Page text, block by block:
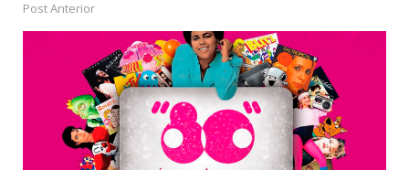
Post
navigation
Post Anterior